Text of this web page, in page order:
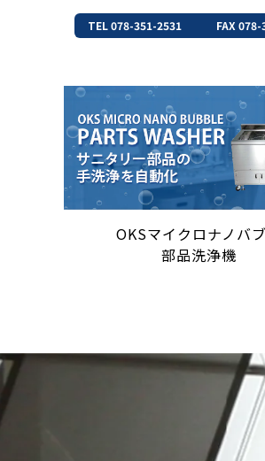
TEL 078-351-2531 FAX
OKSマイクロナノバ
部品洗浄機